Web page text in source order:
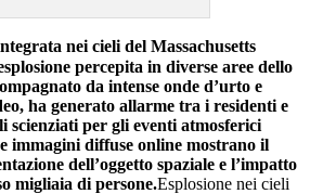
nei cieli del Massachusetts
percepita in diverse aree dello
da intense onde d’urto e
ha generato allarme tra i residenti e
scienziati per gli eventi atmosferici
immagini diffuse online mostrano il
dell’oggetto spaziale e l’impatto
migliaia di persone.Esplosione nei cieli